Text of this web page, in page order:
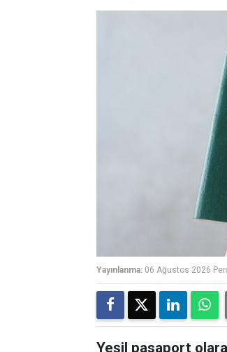
Yayınlanma: 06 Ağustos 2026
Yeşil pasaport